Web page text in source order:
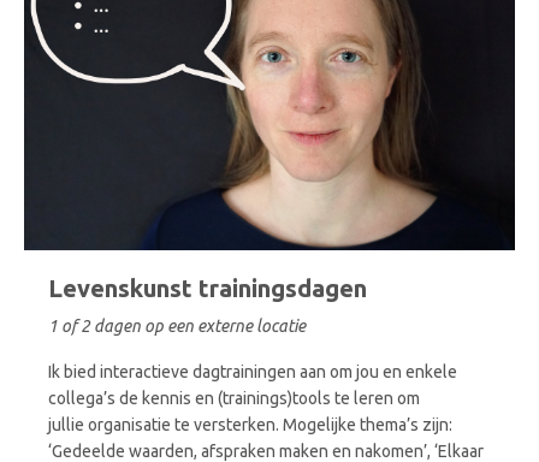
Levenskunst trainingsdagen
1 of 2 dagen op een externe locatie
Ik bied interactieve dagtrainingen aan om jou en enkele
collega’s de kennis en (trainings)tools te leren om
jullie organisatie te versterken. Mogelijke thema’s zijn:
‘Gedeelde waarden, afspraken maken en nakomen’, ‘Elkaar